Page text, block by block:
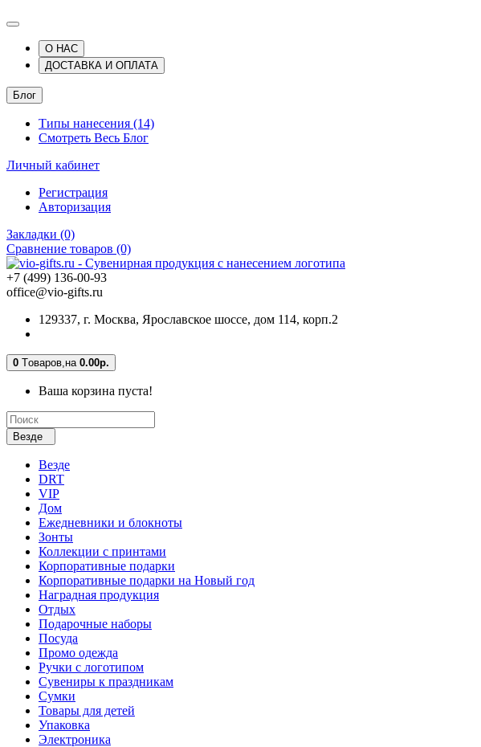
О НАС
ДОСТАВКА И ОПЛАТА
Блог
Типы нанесения (14)
Смотреть Весь Блог
Личный кабинет
Регистрация
Авторизация
Закладки (0)
Сравнение товаров (0)
+7 (499) 136-00-93
office@vio-gifts.ru
129337, г. Москва, Ярославское шоссе, дом 114, корп.2
0 Tоваров,на 0.00р.
Ваша корзина пуста!
Везде
Везде
DRT
VIP
Дом
Ежедневники и блокноты
Зонты
Коллекции с принтами
Корпоративные подарки
Корпоративные подарки на Новый год
Наградная продукция
Отдых
Подарочные наборы
Посуда
Промо одежда
Ручки с логотипом
Сувениры к праздникам
Сумки
Товары для детей
Упаковка
Электроника